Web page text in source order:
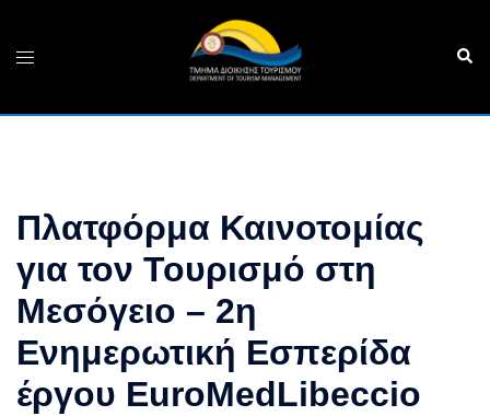
content
Toggle
Πλατφόρμα Καινοτομίας
για τον Τουρισμό στη
Μεσόγειο – 2η
Ενημερωτική Εσπερίδα
έργου EuroMedLibeccio